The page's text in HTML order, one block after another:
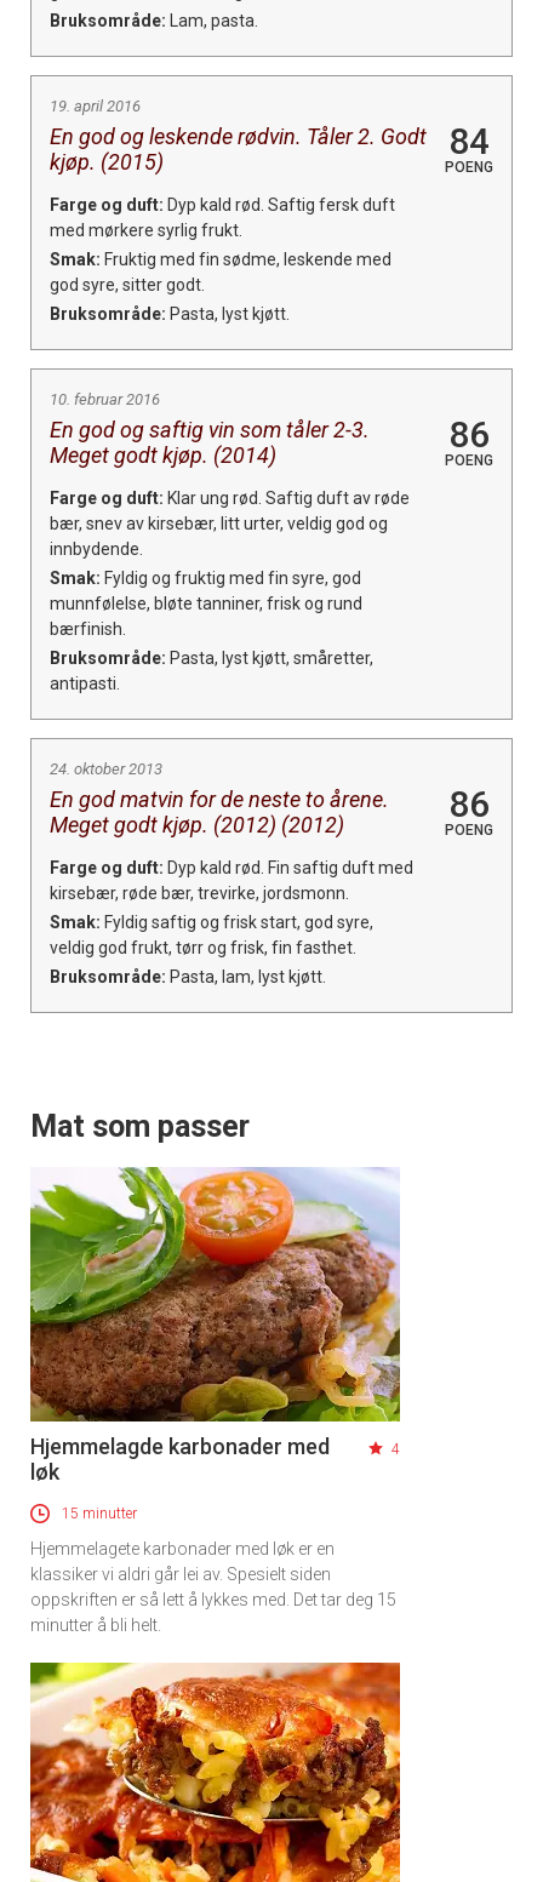
Bruksområde: Lam, pasta.
19. april 2016
En god og leskende rødvin. Tåler 2. Godt
kjøp. (2015)
84
POENG
Farge og duft: Dyp kald rød. Saftig fersk duft
med mørkere syrlig frukt.
Smak: Fruktig med fin sødme, leskende med
god syre, sitter godt.
Bruksområde: Pasta, lyst kjøtt.
10. februar 2016
En god og saftig vin som tåler 2-3.
Meget godt kjøp. (2014)
86
POENG
Farge og duft: Klar ung rød. Saftig duft av røde
bær, snev av kirsebær, litt urter, veldig god og
innbydende.
Smak: Fyldig og fruktig med fin syre, god
munnfølelse, bløte tanniner, frisk og rund
bærfinish.
Bruksområde: Pasta, lyst kjøtt, småretter,
antipasti.
24. oktober 2013
En god matvin for de neste to årene.
Meget godt kjøp. (2012) (2012)
86
POENG
Farge og duft: Dyp kald rød. Fin saftig duft med
kirsebær, røde bær, trevirke, jordsmonn.
Smak: Fyldig saftig og frisk start, god syre,
veldig god frukt, tørr og frisk, fin fasthet.
Bruksområde: Pasta, lam, lyst kjøtt.
Mat som passer
Hjemmelagde karbonader med
løk
4
15 minutter
Hjemmelagete karbonader med løk er en
klassiker vi aldri går lei av. Spesielt siden
oppskriften er så lett å lykkes med. Det tar deg 15
minutter å bli helt.